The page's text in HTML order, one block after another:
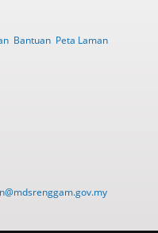
Bantuan Peta Laman